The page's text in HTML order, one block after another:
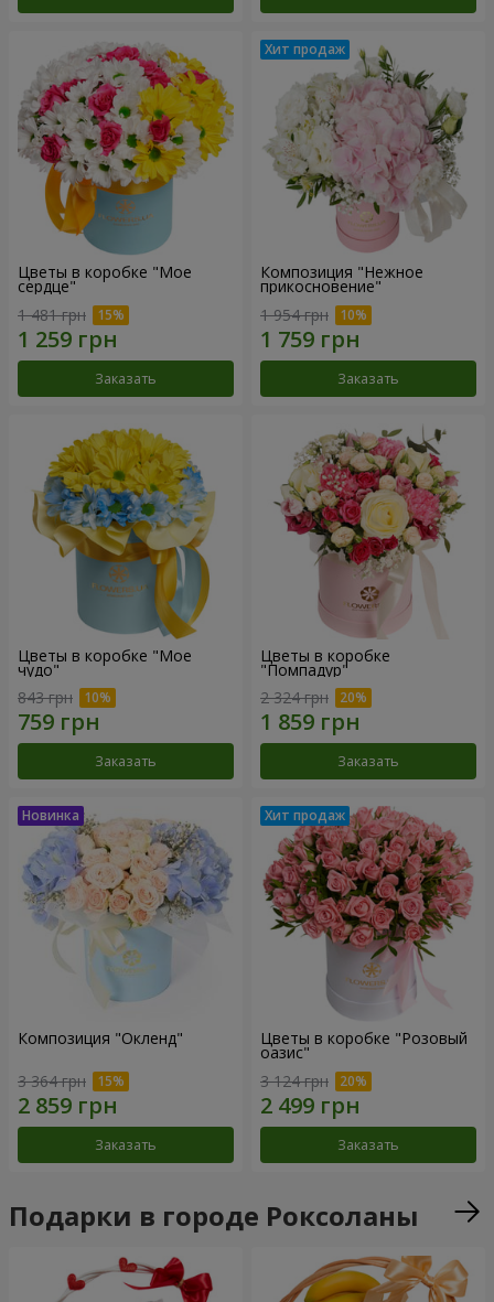
Цветы в коробке "Мое
сердце"
1 481 грн
Заказать
Композиция "Нежное
прикосновение"
1 954 грн
Заказать
Цветы в коробке "Мое
чудо"
843 грн
Заказать
Цветы в коробке
"Помпадур"
2 324 грн
Заказать
Композиция "Окленд"
3 364 грн
Заказать
Цветы в коробке "Розовый
оазис"
3 124 грн
Заказать
Подарки в городе Роксоланы